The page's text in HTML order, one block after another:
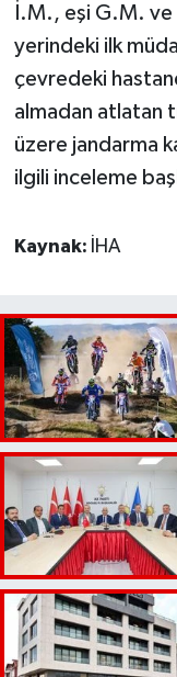
İ.M., eşi G.M.
yerindeki ilk
çevredeki
almadan atlatan
üzere jandarma
ilgili inceleme
Kaynak: İHA